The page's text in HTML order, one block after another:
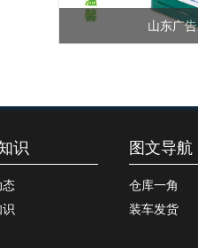
山东广
识
态
图文导航
仓库一角
装车发货